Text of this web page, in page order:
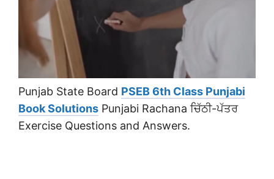
Punjab State Board PSEB 6th Class Punjabi
Book Solutions Punjabi Rachana ਚਿੱਠੀ-ਪੱਤਰ
Exercise Questions and Answers.